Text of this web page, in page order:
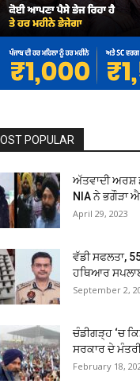
POPULAR
ਅੱਤਵਾਦੀ ਅਰਸ਼
NIA ਨੇ ਭਗੌੜਾ
April 29, 2023
ਵੱਡੀ ਸਫਲਤਾ,
ਹਥਿਆਰ
September 2,
ਚੰਡੀਗੜ੍ਹ ‘ਚ
ਸਰਕਾਰ ਦੇ
February 18,